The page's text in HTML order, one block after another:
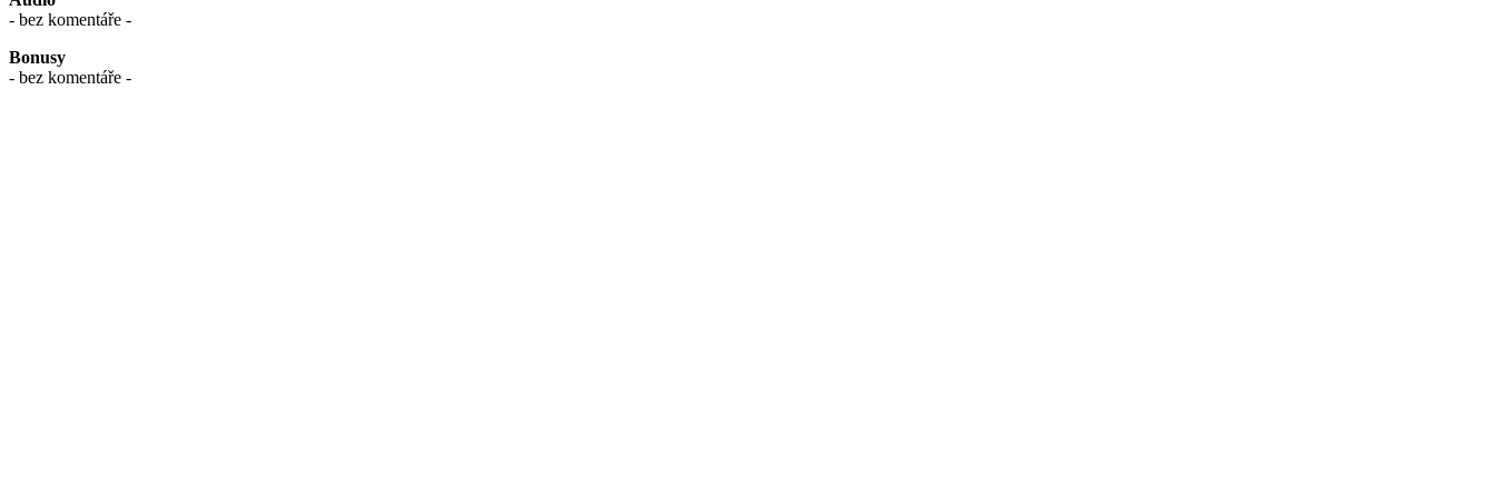
- bez komentáře -
Bonusy
- bez komentáře -